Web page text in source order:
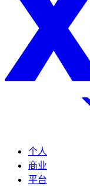
个人
商业
平台